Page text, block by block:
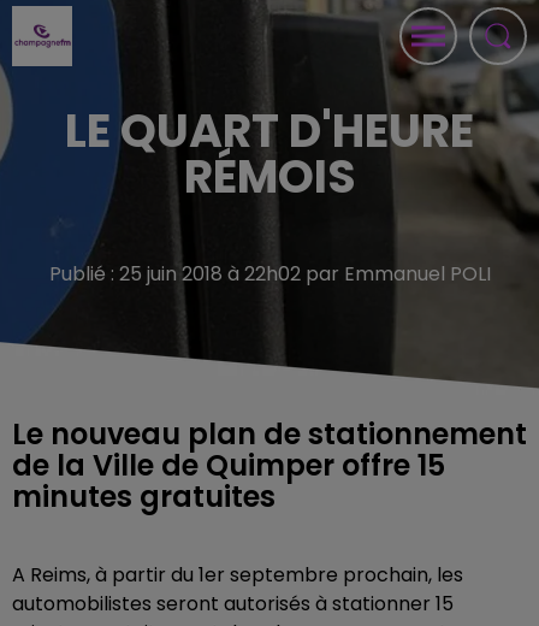
LE QUART D'HEURE
RÉMOIS
Publié : 25 juin 2018 à 22h02 par Emmanuel POLI
Le nouveau plan de stationnement
de la Ville de Quimper offre 15
minutes gratuites
A Reims, à partir du 1er septembre prochain, les
automobilistes seront autorisés à stationner 15